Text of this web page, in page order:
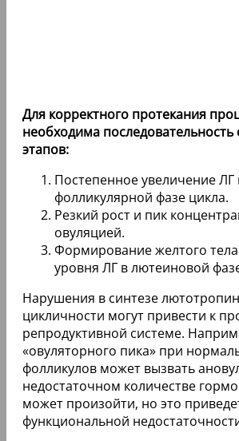
Для корректного протекания
необходима
этапов:
Постепенное увеличение ЛГ
фолликулярной фазе цикла.
Резкий рост и пик
овуляцией.
Формирование желтого
уровня ЛГ в лютеиновой
Нарушения в синтезе
цикличности могут привести к
репродуктивной системе.
«овуляторного пика» при
фолликулов может вызвать
недостаточном количестве
может произойти, но это
функциональной